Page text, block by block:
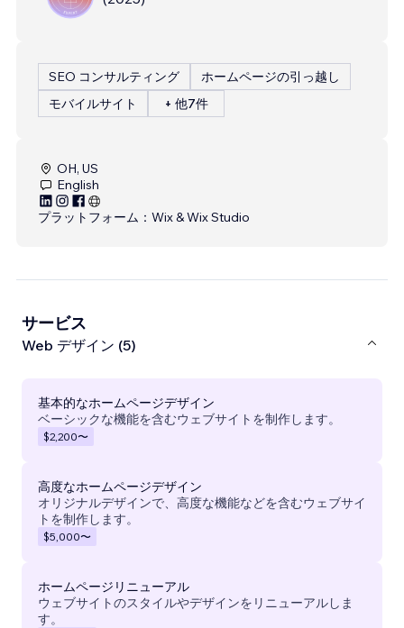
SEO コンサルティング
ホームページの引っ越し
モバイルサイト
+ 他7件
OH, US
English
プラットフォーム： Wix & Wix Studio
サービス
Web デザイン (5)
基本的なホームページデザイン
ベーシックな機能を含むウェブサイトを制作します。
$2,200〜
高度なホームページデザイン
オリジナルデザインで、高度な機能などを含むウェブサイ
トを制作します。
$5,000〜
ホームページリニューアル
ウェブサイトのスタイルやデザインをリニューアルしま
す。